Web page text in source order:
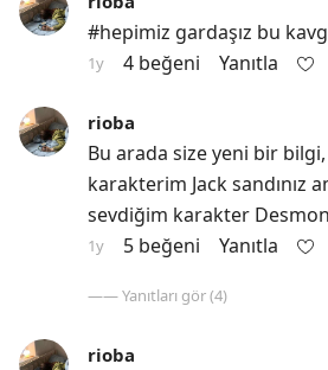
#hepimiz gardaşız bu
1y 4 beğeni Yanıtla
rioba
Bu arada size yeni bir
karakterim Jack sandınız
sevdiğim karakter
1y 5 beğeni Yanıtla
—— Yanıtları gör (4)
rioba